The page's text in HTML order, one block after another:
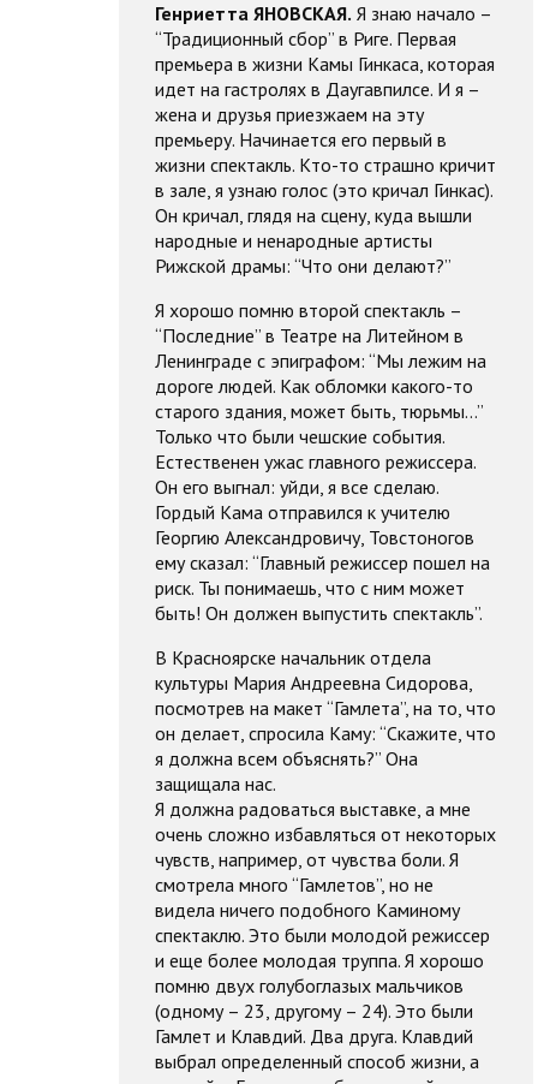
Генриетта ЯНОВСКАЯ. Я знаю начало –
“Традиционный сбор” в Риге. Первая
премьера в жизни Камы Гинкаса, которая
идет на гастролях в Даугавпилсе. И я –
жена и друзья приезжаем на эту
премьеру. Начинается его первый в
жизни спектакль. Кто-то страшно кричит
в зале, я узнаю голос (это кричал Гинкас).
Он кричал, глядя на сцену, куда вышли
народные и ненародные артисты
Рижской драмы: “Что они делают?”
Я хорошо помню второй спектакль –
“Последние” в Театре на Литейном в
Ленинграде с эпиграфом: “Мы лежим на
дороге людей. Как обломки какого-то
старого здания, может быть, тюрьмы…”
Только что были чешские события.
Естественен ужас главного режиссера.
Он его выгнал: уйди, я все сделаю.
Гордый Кама отправился к учителю
Георгию Александровичу, Товстоногов
ему сказал: “Главный режиссер пошел на
риск. Ты понимаешь, что с ним может
быть! Он должен выпустить спектакль”.
В Красноярске начальник отдела
культуры Мария Андреевна Сидорова,
посмотрев на макет “Гамлета”, на то, что
он делает, спросила Каму: “Скажите, что
я должна всем объяснять?” Она
защищала нас.
Я должна радоваться выставке, а мне
очень сложно избавляться от некоторых
чувств, например, от чувства боли. Я
смотрела много “Гамлетов”, но не
видела ничего подобного Каминому
спектаклю. Это были молодой режиссер
и еще более молодая труппа. Я хорошо
помню двух голубоглазых мальчиков
(одному – 23, другому – 24). Это были
Гамлет и Клавдий. Два друга. Клавдий
выбрал определенный способ жизни, а